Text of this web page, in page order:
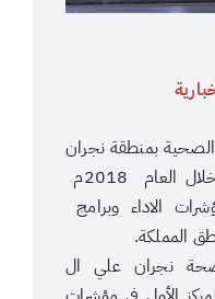
بمنطقة نجران
العديد من الإنجازات المتميزة خلال العام 2018م
الاداء وبرامج
المملكة.
نجران علي ال